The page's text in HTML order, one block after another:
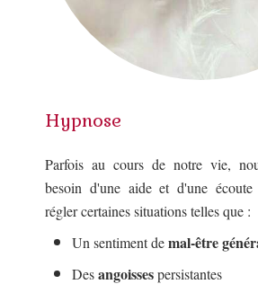
Hypnose
Parfois au cours de notre vie,
besoin d'une aide et d'une
régler certaines situations telles que :
Un sentiment demal-être
Desangoissespersistantes